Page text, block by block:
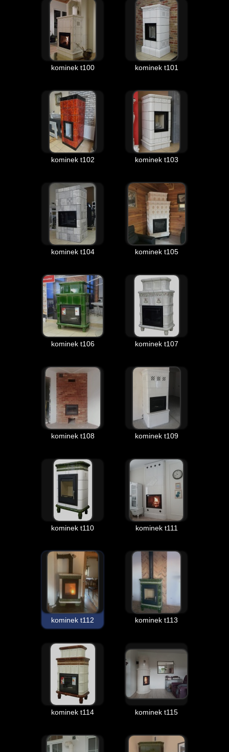
kominek t100 kominek t101
kominek t102 kominek t103
kominek t104 kominek t105
kominek t106 kominek t107
kominek t108 kominek t109
kominek t110 kominek t111
kominek t112 kominek t113
kominek t114 kominek t115